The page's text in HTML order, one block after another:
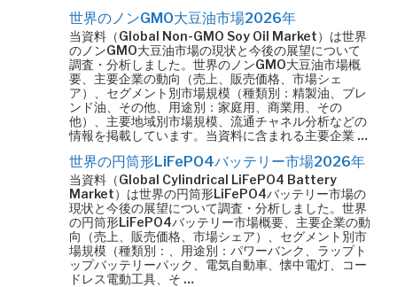
世界のノンGMO大豆油市場2026年
当資料（Global Non-GMO Soy Oil Market）は世界
のノンGMO大豆油市場の現状と今後の展望について
調査・分析しました。世界のノンGMO大豆油市場概
要、主要企業の動向（売上、販売価格、市場シェ
ア）、セグメント別市場規模（種類別：精製油、ブレ
ンド油、その他、用途別：家庭用、商業用、その
他）、主要地域別市場規模、流通チャネル分析などの
情報を掲載しています。当資料に含まれる主要企業 …
世界の円筒形LiFePO4バッテリー市場2026年
当資料（Global Cylindrical LiFePO4 Battery
Market）は世界の円筒形LiFePO4バッテリー市場の
現状と今後の展望について調査・分析しました。世界
の円筒形LiFePO4バッテリー市場概要、主要企業の動
向（売上、販売価格、市場シェア）、セグメント別市
場規模（種類別：、用途別：パワーバンク、ラップト
ップバッテリーパック、電気自動車、懐中電灯、コー
ドレス電動工具、そ …